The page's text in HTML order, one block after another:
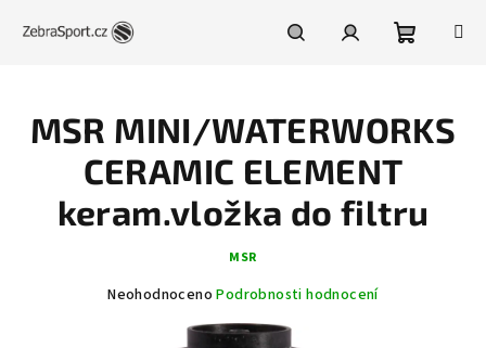
košík
MSR MINI/WATERWORKS
CERAMIC ELEMENT
keram.vložka do filtru
MSR
Průměrné
Neohodnoceno Podrobnosti hodnocení